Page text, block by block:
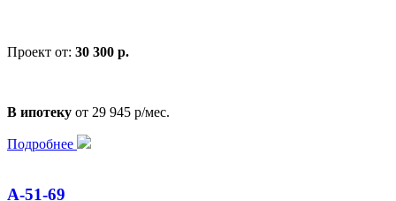
Проект от: 30 300 р.
В ипотеку от 29 945 р/мес.
Подробнее
А-51-69